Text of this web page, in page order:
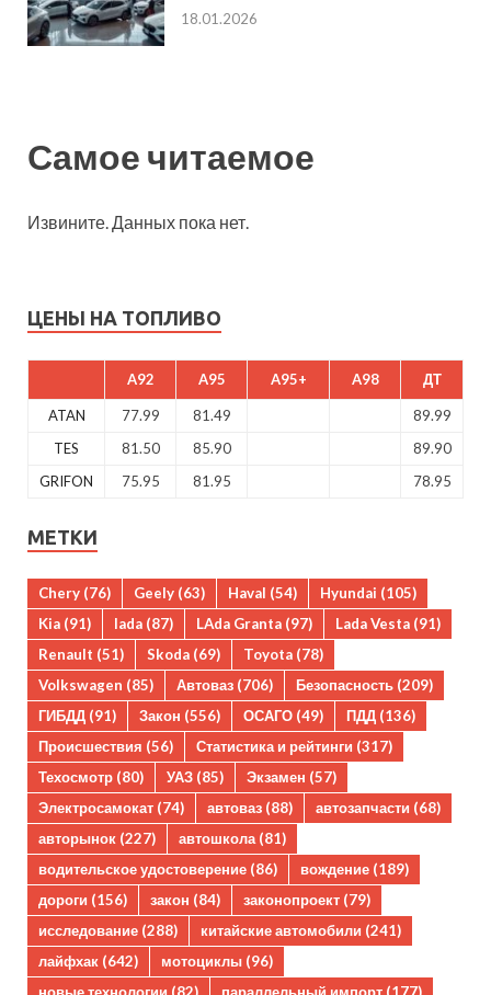
18.01.2026
Самое читаемое
Извините. Данных пока нет.
ЦЕНЫ НА ТОПЛИВО
A92 A95 A95+ A98 ДТ
ATAN 77.99 81.49
89.99
TES
81.50 85.90
89.90
GRIFON
75.95 81.95 78.95
МЕТКИ
Chery (76) Geely (63) Haval (54) Hyundai (105)
Kia (91) lada (87) LAda Granta (97) Lada Vesta (91)
Renault (51) Skoda (69) Toyota (78)
Volkswagen (85) Автоваз (706) Безопасность (209)
ГИБДД (91) Закон (556) ОСАГО (49) ПДД (136)
Происшествия (56) Статистика и рейтинги (317)
Техосмотр (80) УАЗ (85) Экзамен (57)
Электросамокат (74) автоваз (88) автозапчасти (68)
авторынок (227) автошкола(81)
водительское удостоверение (86) вождение (189)
дороги (156) закон (84) законопроект (79)
исследование (288) китайские автомобили (241)
лайфхак (642) мотоциклы (96)